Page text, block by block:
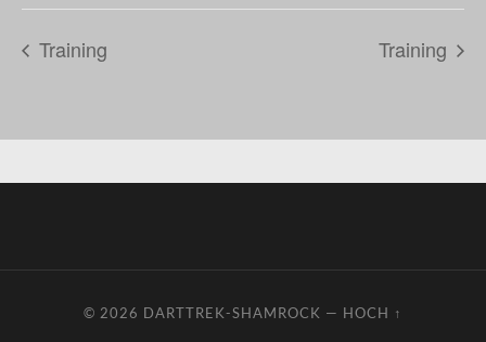
Training Training
© 2026 DARTTREK-SHAMROCK — HOCH ↑